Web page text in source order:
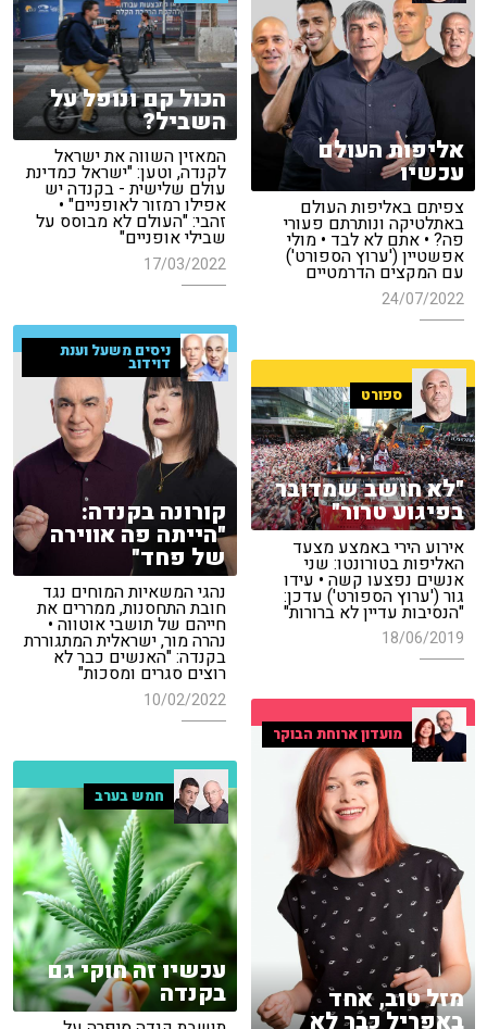
אליפות העולם
עכשיו
צפיתם באליפות העולם
באתלטיקה ונותרתם פעורי
פה? • אתם לא לבד • מולי
אפשטיין ('ערוץ הספורט')
עם המקצים הדרמטיים
24/07/2022
הכול קם ונופל על
השביל?
המאזין השווה את ישראל
לקנדה, וטען: "ישראל כמדינת
עולם שלישית - בקנדה יש
אפילו רמזור לאופניים" •
זהבי: "העולם לא מבוסס על
שבילי אופניים"
17/03/2022
ניסים משעל וענת
דוידוב
קורונה בקנדה:
"הייתה פה אווירה
של פחד"
נהגי המשאיות המוחים נגד
חובת התחסנות, ממררים את
חייהם של תושבי אוטווה •
נהרה מור, ישראלית המתגוררת
בקנדה: "האנשים כבר לא
רוצים סגרים ומסכות"
10/02/2022
ספורט
"לא חושב שמדובר
בפיגוע טרור"
אירוע הירי באמצע מצעד
האליפות בטורונטו: שני
אנשים נפצעו קשה • עידו
גור ('ערוץ הספורט') עדכן:
"הנסיבות עדיין לא ברורות"
18/06/2019
מועדון ארוחת הבוקר
מזל טוב, אחד
באפריל כבר לא
חמש בערב
עכשיו זה חוקי גם
בקנדה